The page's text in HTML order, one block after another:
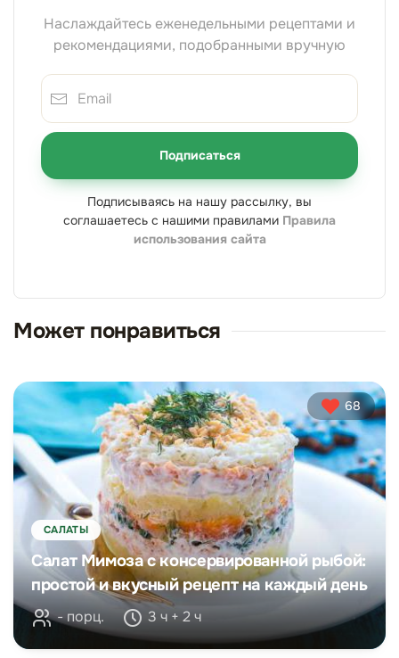
Наслаждайтесь еженедельными рецептами и
рекомендациями, подобранными вручную
Подписаться
Подписываясь на нашу рассылку, вы
соглашаетесь с нашими правилами Правила
использования сайта
Может понравиться
68
САЛАТЫ
Салат Мимоза с консервированной рыбой:
простой и вкусный рецепт на каждый день
- порц. 3 ч + 2 ч